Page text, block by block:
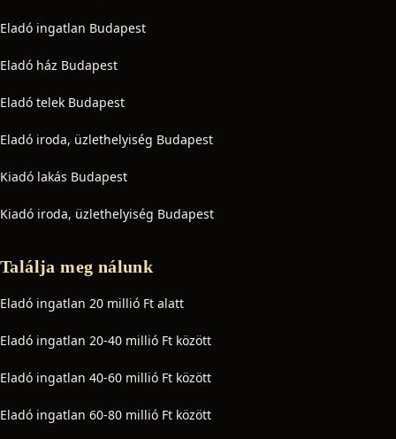
Eladó ingatlan Budapest
Eladó ház Budapest
Eladó telek Budapest
Eladó iroda, üzlethelyiség Budapest
Kiadó lakás Budapest
Kiadó iroda, üzlethelyiség Budapest
Találja meg nálunk
Eladó ingatlan 20 millió Ft alatt
Eladó ingatlan 20-40 millió Ft között
Eladó ingatlan 40-60 millió Ft között
Eladó ingatlan 60-80 millió Ft között